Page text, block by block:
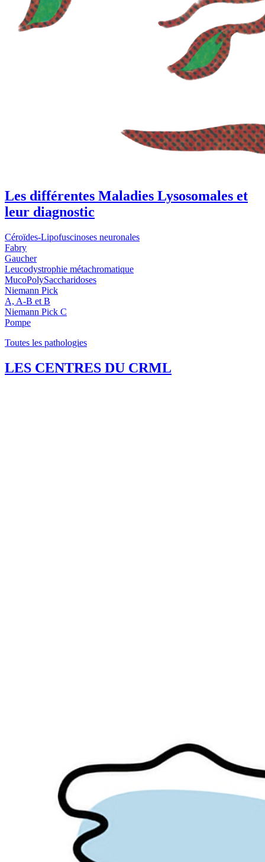
Les différentes Maladies Lysosomales et
leur diagnostic
Céroïdes-Lipofuscinoses neuronales
Fabry
Gaucher
Leucodystrophie métachromatique
MucoPolySaccharidoses
Niemann Pick
A, A-B et B
Niemann Pick C
Pompe
Toutes les pathologies
LES CENTRES DU CRML